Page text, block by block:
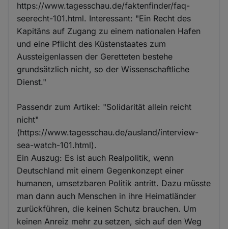
https://www.tagesschau.de/faktenfinder/faq-
seerecht-101.html. Interessant: "Ein Recht des
Kapitäns auf Zugang zu einem nationalen Hafen
und eine Pflicht des Küstenstaates zum
Aussteigenlassen der Geretteten bestehe
grundsätzlich nicht, so der Wissenschaftliche
Dienst."
Passendr zum Artikel: "Solidarität allein reicht
nicht"
(https://www.tagesschau.de/ausland/interview-
sea-watch-101.html).
Ein Auszug: Es ist auch Realpolitik, wenn
Deutschland mit einem Gegenkonzept einer
humanen, umsetzbaren Politik antritt. Dazu müsste
man dann auch Menschen in ihre Heimatländer
zurückführen, die keinen Schutz brauchen. Um
keinen Anreiz mehr zu setzen, sich auf den Weg